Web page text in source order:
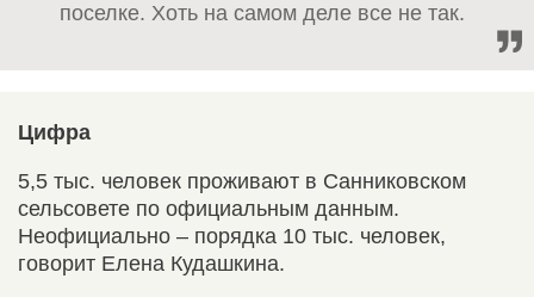
поселке. Хоть на самом деле все не так.
Цифра
5,5 тыс. человек проживают в Санниковском
сельсовете по официальным данным.
Неофициально – порядка 10 тыс. человек,
говорит Елена Кудашкина.